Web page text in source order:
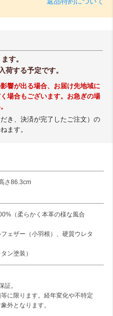
す。
荷する予定です。
響が出る場合、お届け先地域に
場合もございます。お急ぎの場
き、決済が完了したご注文）の
ます。
さ86.3cm
（柔らかく本革の様な風合
ェザー（小羽根）、硬質ウレタ
ン塗装）
証。
に限ります。経年変化や不特定
外となります。